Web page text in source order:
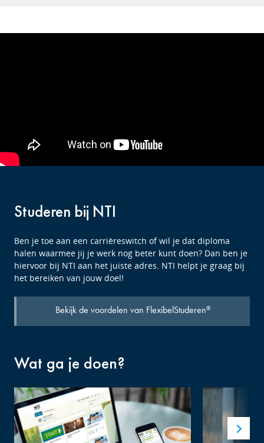
Studeren bij NTI
Ben je toe aan een carrièreswitch of wil je dat diploma
halen waarmee jij je werk nog beter kunt doen? Dan ben je
hiervoor bij NTI aan het juiste adres. NTI helpt je graag bij
het bereiken van jouw doel!
Bekijk de voordelen van FlexibelStuderen®
Wat ga je doen?